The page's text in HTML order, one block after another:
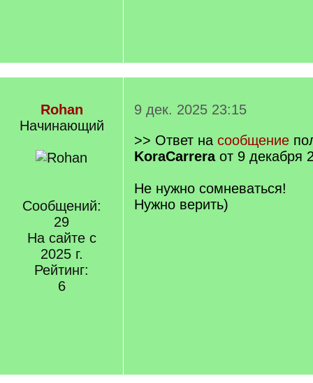
Rohan
Начинающий
Сообщений:
29
На сайте с
2025 г.
Рейтинг:
6
9 дек. 2025 23:15
>> Ответ на сообщение
KoraCarreraот 9 декабря
Не нужно сомневаться!
Нужно верить)